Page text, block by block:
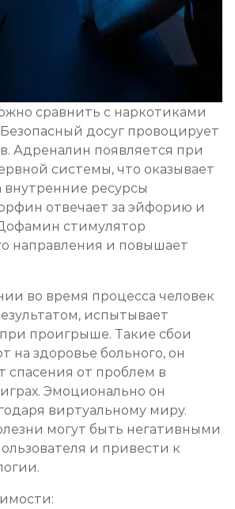
сравнить с наркотиками
досуг провоцирует
Адреналин появляется при
системы, что оказывает
внутренние ресурсы
отвечает за эйфорию и
стимулятор
направления и повышает
во время процесса человек
испытывает
проигрыше. Такие сбои
на здоровье больного, он
спасения от проблем в
Эмоционально он
виртуальному миру.
могут быть негативными
и привести к